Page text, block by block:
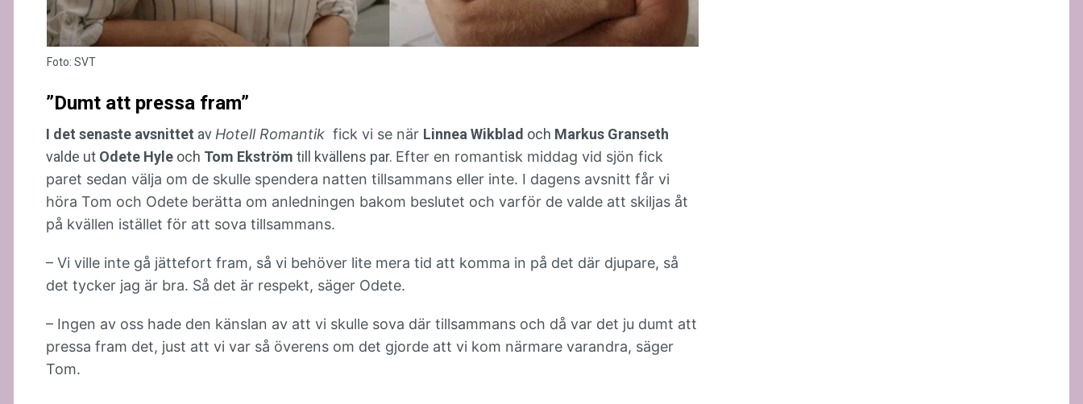
Foto: SVT
”Dumt att pressa fram”
I det senaste avsnittet av Hotell Romantik fick vi se när Linnea Wikblad och Markus Granseth
valde ut Odete Hyle och Tom Ekström till kvällens par. Efter en romantisk middag vid sjön fick
paret sedan välja om de skulle spendera natten tillsammans eller inte. I dagens avsnitt får vi
höra Tom och Odete berätta om anledningen bakom beslutet och varför de valde att skiljas åt
på kvällen istället för att sova tillsammans.
– Vi ville inte gå jättefort fram, så vi behöver lite mera tid att komma in på det där djupare, så
det tycker jag är bra. Så det är respekt, säger Odete.
– Ingen av oss hade den känslan av att vi skulle sova där tillsammans och då var det ju dumt att
pressa fram det, just att vi var så överens om det gjorde att vi kom närmare varandra, säger
Tom.